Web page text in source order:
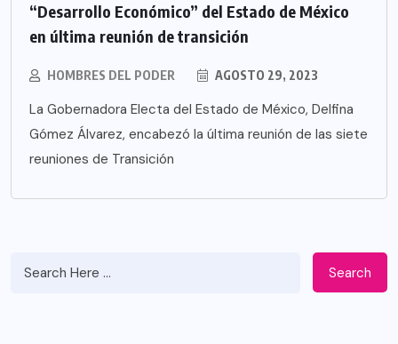
“Desarrollo Económico” del Estado de México
en última reunión de transición
HOMBRES DEL PODER AGOSTO 29, 2023
La Gobernadora Electa del Estado de México, Delfina
Gómez Álvarez, encabezó la última reunión de las siete
reuniones de Transición
Search